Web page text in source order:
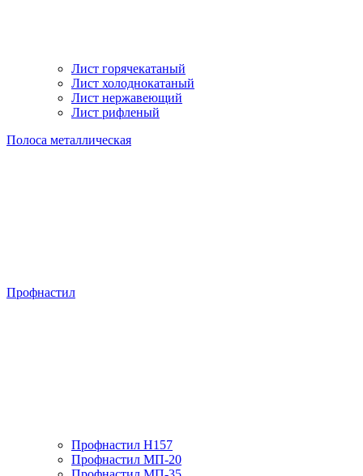
Лист горячекатаный
Лист холоднокатаный
Лист нержавеющий
Лист рифленый
Полоса металлическая
Профнастил
Профнастил H157
Профнастил МП-20